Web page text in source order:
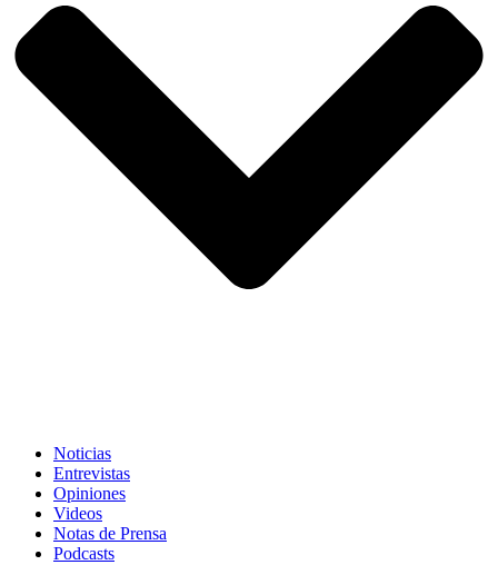
Noticias
Entrevistas
Opiniones
Videos
Notas de Prensa
Podcasts